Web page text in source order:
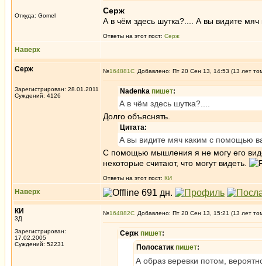
Откуда: Gomel
Серж
А в чём здесь шутка?.... А вы видите
Ответы на этот пост: Серж
Наверх
Серж
Зарегистрирован: 28.01.2011
Суждений: 4126
№164881 Добавлено: Пт 20 Сен 13, 14:53 (13 лет
Nadenka пишет:
А в чём здесь шутка?....
Долго объяснять.
Цитата:
А вы видите мяч каким с помощью
С помощью мышления я не могу его
некоторые считают, что могут видеть.
Ответы на этот пост: КИ
Наверх
КИ
3Д
Зарегистрирован:
17.02.2005
Суждений: 52231
№164882 Добавлено: Пт 20 Сен 13, 15:21 (13 лет
Серж пишет:
Полосатик пишет:
А образ веревки потом,